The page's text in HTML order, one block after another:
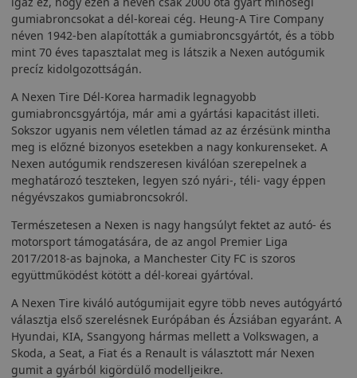
gumiabroncsokat a dél-koreai cég. Heung-A Tire Company
néven 1942-ben alapították a gumiabroncsgyártót, és a több
mint 70 éves tapasztalat meg is látszik a Nexen autógumik
precíz kidolgozottságán.
A Nexen Tire Dél-Korea harmadik legnagyobb
gumiabroncsgyártója, már ami a gyártási kapacitást illeti.
Sokszor ugyanis nem véletlen támad az az érzésünk mintha
meg is előzné bizonyos esetekben a nagy konkurenseket. A
Nexen autógumik rendszeresen kiválóan szerepelnek a
meghatározó teszteken, legyen szó nyári-, téli- vagy éppen
négyévszakos gumiabroncsokról.
Természetesen a Nexen is nagy hangsúlyt fektet az autó- és
motorsport támogatására, de az angol Premier Liga
2017/2018-as bajnoka, a Manchester City FC is szoros
együttműködést kötött a dél-koreai gyártóval.
A Nexen Tire kiváló autógumijait egyre több neves autógyártó
választja első szerelésnek Európában és Ázsiában egyaránt. A
Hyundai, KIA, Ssangyong hármas mellett a Volkswagen, a
Skoda, a Seat, a Fiat és a Renault is választott már Nexen
gumit a gyárból kigördülő modelljeikre.